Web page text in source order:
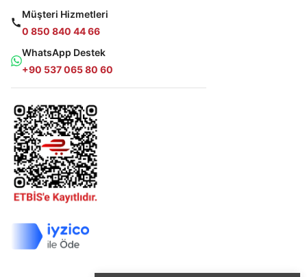
Müşteri Hizmetleri
0 850 840 44 66
WhatsApp Destek
+90 537 065 80 60